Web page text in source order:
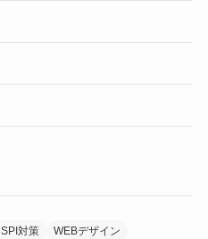
SPI対策
WEBデザイン